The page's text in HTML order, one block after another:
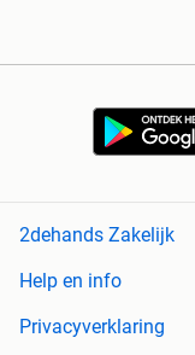
2dehands Zakelijk
Help en info
Privacyverklaring